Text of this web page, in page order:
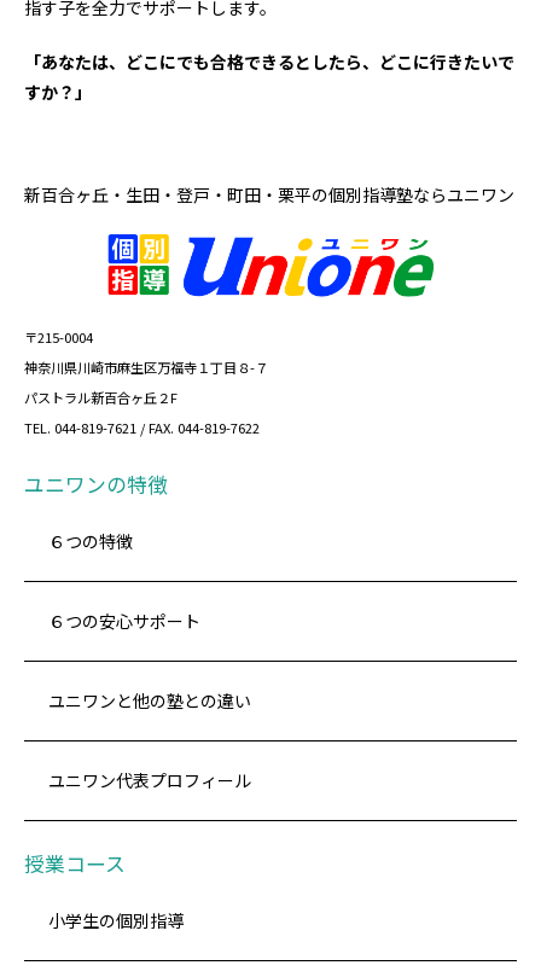
指す子を全力でサポートします。
「あなたは、どこにでも合格できるとしたら、どこに行きたいで
すか？」
新百合ヶ丘・生田・登戸・町田・栗平の個別指導塾ならユニワン
〒215-0004
神奈川県川崎市麻生区万福寺１丁目８-７
パストラル新百合ヶ丘２F
TEL. 044-819-7621 / FAX. 044-819-7622
ユニワンの特徴
６つの特徴
６つの安心サポート
ユニワンと他の塾との違い
ユニワン代表プロフィール
授業コース
小学生の個別指導